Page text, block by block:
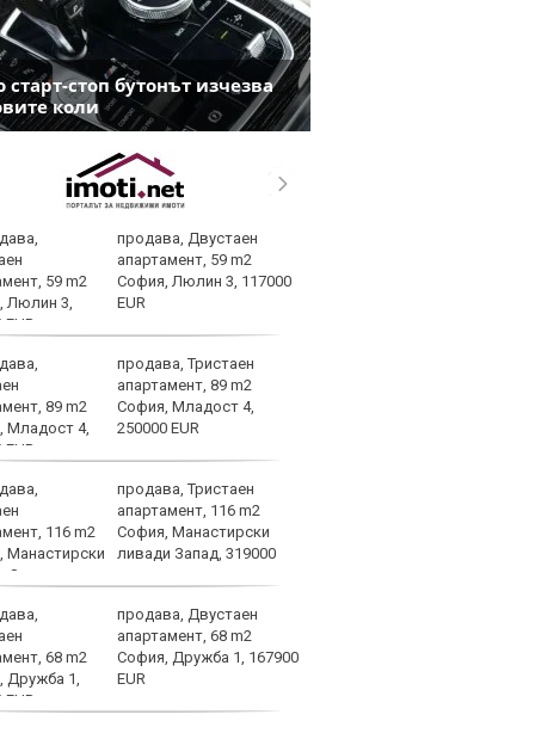
стоп бутонът изчезва
коли
продава, Двустаен
апартамент, 59 m2
София, Люлин 3, 117000
EUR
продава, Тристаен
апартамент, 89 m2
София, Младост 4,
250000 EUR
продава, Тристаен
апартамент, 116 m2
София, Манастирски
ливади Запад, 319000
продава, Двустаен
апартамент, 68 m2
София, Дружба 1, 167900
EUR